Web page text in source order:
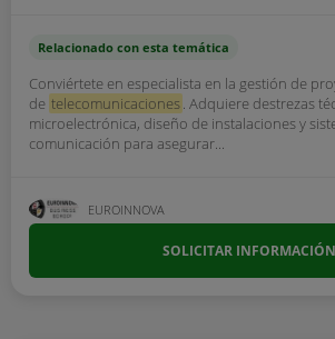
Relacionado con esta temática
Conviértete en especialista en la gestión de
de telecomunicaciones. Adquiere destrezas
microelectrónica, diseño de instalaciones y
comunicación para asegurar...
EUROINNOVA
SOLICITAR INFORMACIÓN